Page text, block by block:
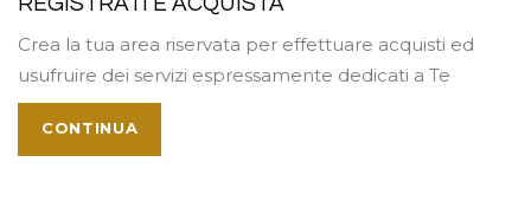
Crea la tua area riservata per effettuare acquisti ed
usufruire dei servizi espressamente dedicati a Te
CONTINUA